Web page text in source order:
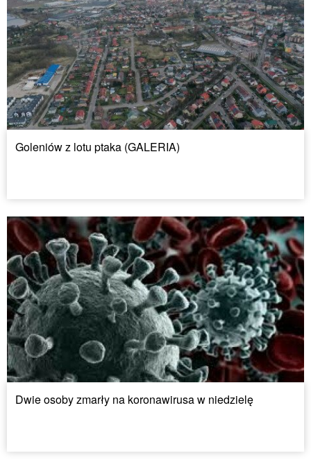
Goleniów z lotu ptaka (GALERIA)
Dwie osoby zmarły na koronawirusa w niedzielę